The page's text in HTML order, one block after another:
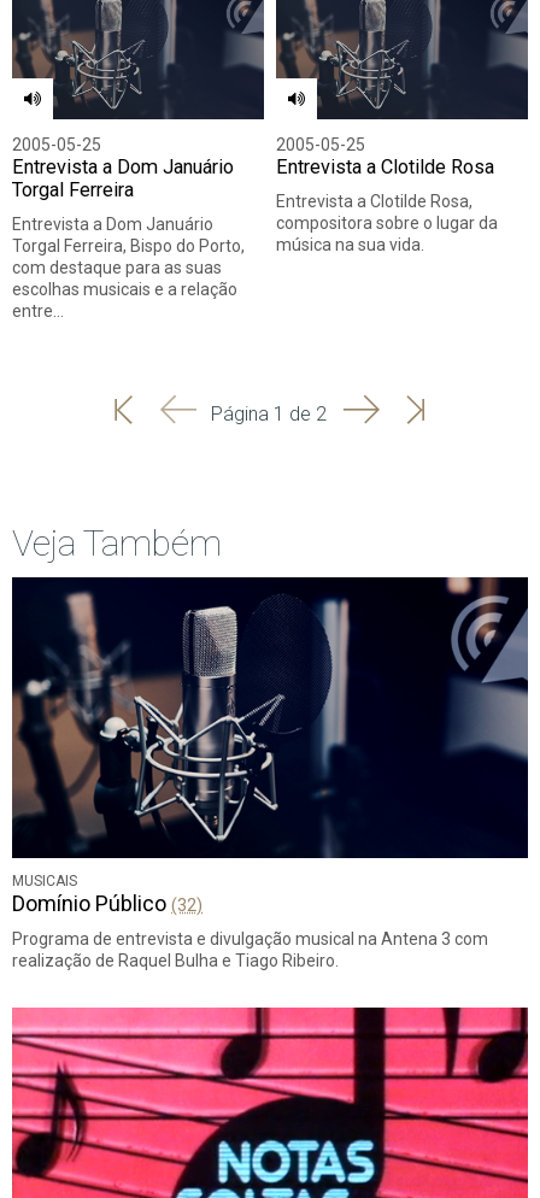
2005-05-25
Entrevista a Dom Januário
Torgal Ferreira
Entrevista a Dom Januário
Torgal Ferreira, Bispo do Porto,
com destaque para as suas
escolhas musicais e a relação
entre…
2005-05-25
Entrevista a Clotilde Rosa
Entrevista a Clotilde Rosa,
compositora sobre o lugar da
música na sua vida.
'
'
Página 1 de 2 SeguinteÚltima
Veja Também
MUSICAIS
Domínio Público (32)
Programa de entrevista e divulgação musical na Antena 3 com
realização de Raquel Bulha e Tiago Ribeiro.